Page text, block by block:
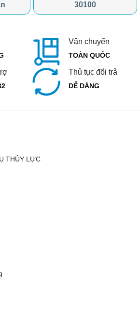
30100
Vận chuyển
TOÀN QUỐC
Thủ tục đổi trả
DỄ DÀNG
THỦY LỰC